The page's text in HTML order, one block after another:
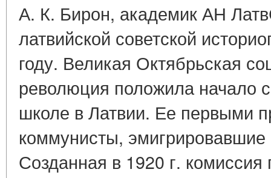
А. К. Бирон, академик АН
латвийской советской
году. Великая Октябрьская
революция положила начало
школе в Латвии. Ее первыми
коммунисты,
Созданная в 1920 г. комиссия